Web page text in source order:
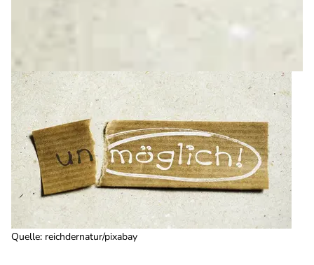
Quelle: reichdernatur/pixabay